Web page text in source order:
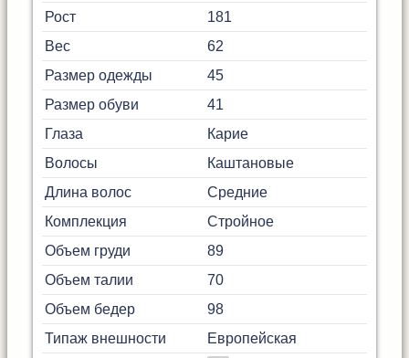
Рост
181
Вес
62
Размер одежды
45
Размер обуви
41
Глаза
Карие
Волосы
Каштановые
Длина волос
Средние
Комплекция
Стройное
Объем груди
89
Объем талии
70
Объем бедер
98
Типаж внешности
Европейская